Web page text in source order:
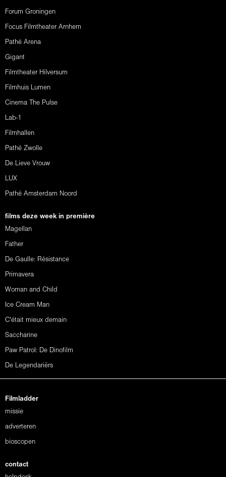
Forum Groningen
Focus Filmtheater Arnhem
Pathé Arena
Gigant
Filmtheater Hilversum
Filmhuis Lumen
Cinema The Pulse
Lab-1
Filmhallen
Pathé Zwolle
De Lieve Vrouw
LUX
Pathé Amsterdam Noord
films deze week in première
Magellan
Father
De Gaulle: Résistance
Primavera
Woman and Child
Ice Cream Man
C'était mieux demain
Saccharine
Paw Patrol: De Dinofilm
De Legendariërs
Filmladder
missie
adverteren
bioscopen
contact